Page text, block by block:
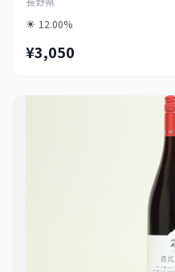
12.00%
¥3,050